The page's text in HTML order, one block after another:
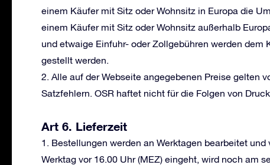
einem Käufer mit Sitz oder Wohnsitz in Europa die
einem Käufer mit Sitz oder Wohnsitz außerhalb
und etwaige Einfuhr- oder Zollgebühren werden dem
gestellt werden.
2. Alle auf der Webseite angegebenen Preise gelten
Satzfehlern. OSR haftet nicht für die Folgen von
Art 6. Lieferzeit
1. Bestellungen werden an Werktagen bearbeitet
Werktag vor 16.00 Uhr (MEZ) eingeht, wird noch am